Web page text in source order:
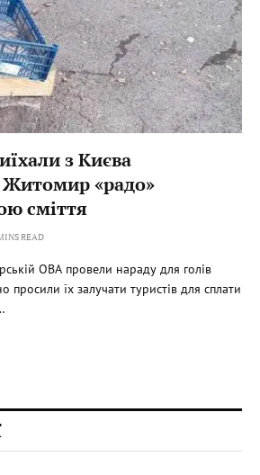
з Києва
«радо»
сміття
READ
ОВА провели нараду для голів
просили їх залучати туристів для сплати